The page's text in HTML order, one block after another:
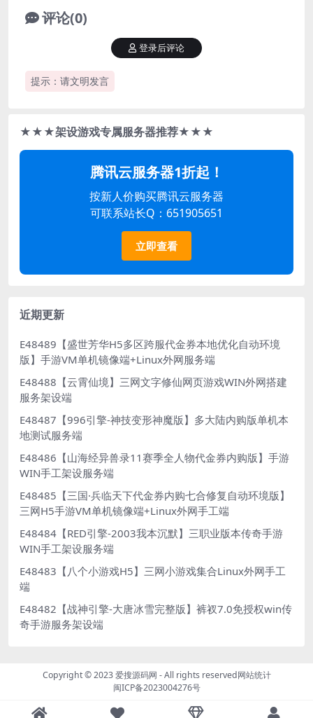
评论(0)
提示：请文明发言
登录后评论
★★★架设游戏专属服务器推荐★★★
腾讯云服务器1折起！
按新人价购买腾讯云服务器
可联系站长Q：651905651
立即查看
近期更新
E48489【盛世芳华H5多区跨服代金券本地优化自动环境
版】手游VM单机镜像端+Linux外网服务端
E48488【云霄仙境】三网文字修仙网页游戏WIN外网搭建
服务架设端
E48487【996引擎-神技变形神魔版】多大陆内购版单机本
地测试服务端
E48486【山海经异兽录11赛季全人物代金券内购版】手游
WIN手工架设服务端
E48485【三国·兵临天下代金券内购七合修复自动环境版】
三网H5手游VM单机镜像端+Linux外网手工端
E48484【RED引擎-2003我本沉默】三职业版本传奇手游
WIN手工架设服务端
E48483【八个小游戏H5】三网小游戏集合Linux外网手工
端
E48482【战神引擎-大唐冰雪完整版】裤衩7.0免授权win传
奇手游服务架设端
Copyright © 2023爱搜源码网 - All rights reserved网站统计
闽ICP备2023004276号